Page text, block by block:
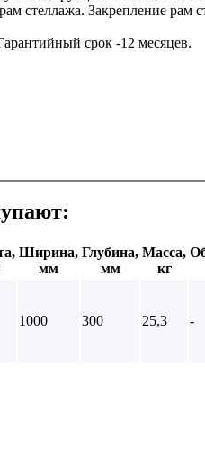
стеллажа. Закрепление рам
срок -12 месяцев.
Ширина,
мм
Глубина,
мм
Масса,
кг
1000 300 25,3 -